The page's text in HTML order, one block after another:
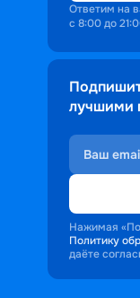
Ответим на
с 8:00 до
лучшими
Нажимая
Политику
даёте